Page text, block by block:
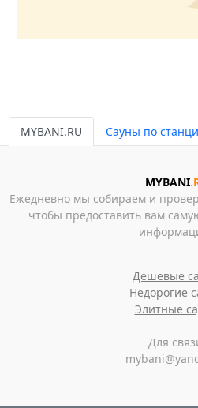
MYBANI.RU Сауны по
MYBANI
Ежедневно мы собираем и
чтобы предоставить вам
Дешевые
Недорогие
Элитные
Для